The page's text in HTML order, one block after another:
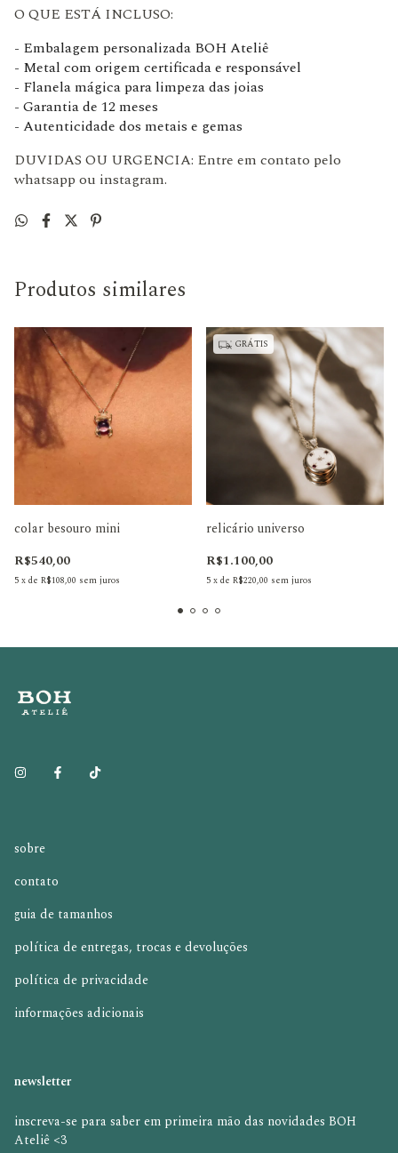
O QUE ESTÁ INCLUSO:
- Embalagem personalizada BOH Ateliê
- Metal com origem certificada e responsável
- Flanela mágica para limpeza das joias
- Garantia de 12 meses
- Autenticidade dos metais e gemas
DUVIDAS OU URGENCIA: Entre em contato pelo
whatsapp ou instagram.
Produtos similares
colar besouro mini
R$540,00
5xde R$108,00 sem juros
GRÁTIS
relicário universo
R$1.100,00
5xde R$220,00 sem juros
sobre
contato
guia de tamanhos
política de entregas, trocas e devoluções
política de privacidade
informações adicionais
newsletter
inscreva-se para saber em primeira mão das novidades BOH
Ateliê <3